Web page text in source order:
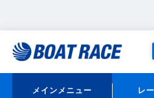
メインメニュー レ